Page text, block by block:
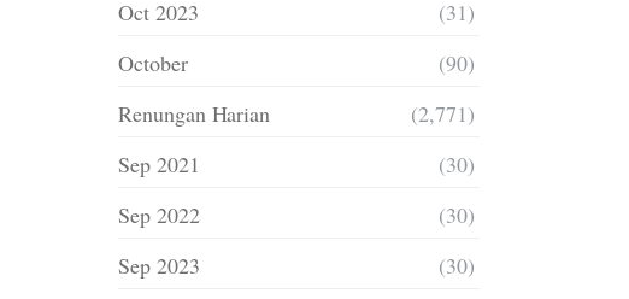
Oct 2023
(31)
October
(90)
Renungan Harian
(2,771)
Sep 2021
(30)
Sep 2022
(30)
Sep 2023
(30)